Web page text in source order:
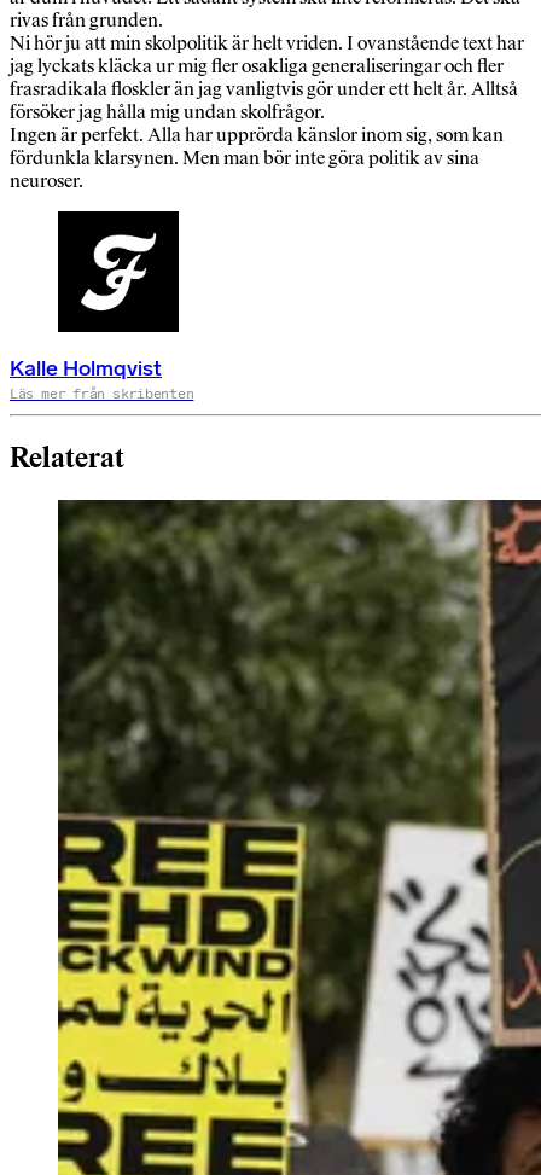
rivas från grunden.
Ni hör ju att min skolpolitik är helt vriden. I ovanstående text har
jag lyckats kläcka ur mig fler osakliga generaliseringar och fler
frasradikala floskler än jag vanligtvis gör under ett helt år. Alltså
försöker jag hålla mig undan skolfrågor.
Ingen är perfekt. Alla har upprörda känslor inom sig, som kan
fördunkla klarsynen. Men man bör inte göra politik av sina
neuroser.
Kalle Holmqvist
Läs mer från skribenten
Relaterat